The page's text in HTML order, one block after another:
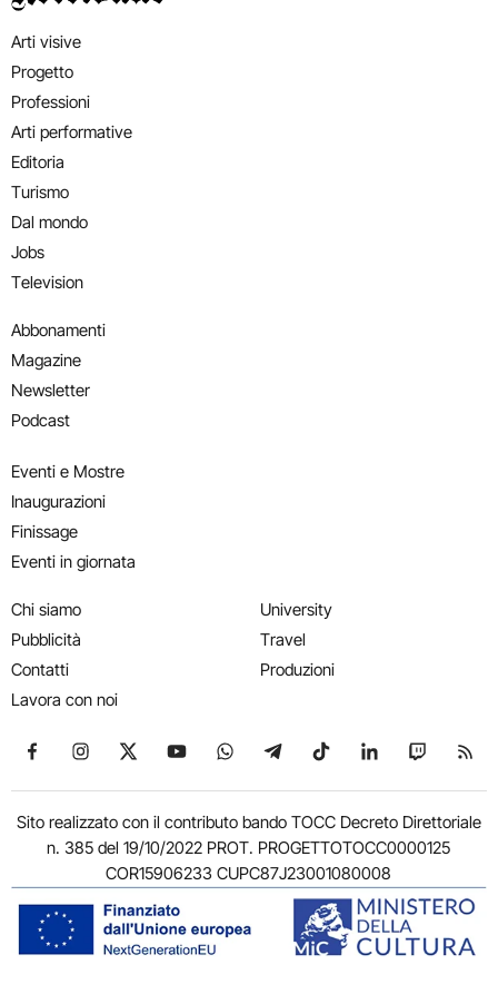
Arti visive
Progetto
Professioni
Arti performative
Editoria
Turismo
Dal mondo
Jobs
Television
Abbonamenti
Magazine
Newsletter
Podcast
Eventi e Mostre
Inaugurazioni
Finissage
Eventi in giornata
Chi siamo
Pubblicità
Contatti
Lavora con noi
University
Travel
Produzioni
Seguici su Facebook
Seguici su Instagram
Seguici su X
Seguici su YouTube
Seguici su WhatsApp
Seguici su Telegram
Seguici su TikTok
Seguici su
Seguici
Sito realizzato con il contributo bando TOCC Decreto Direttoriale
n. 385 del 19/10/2022 PROT. PROGETTOTOCC0000125
COR15906233 CUPC87J23001080008